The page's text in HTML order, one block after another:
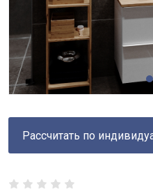
Рассчитать по